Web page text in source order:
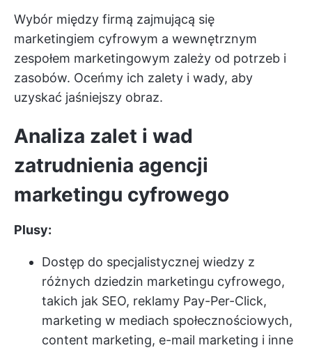
Wybór między firmą zajmującą się
marketingiem cyfrowym a wewnętrznym
zespołem marketingowym zależy od potrzeb i
zasobów. Oceńmy ich zalety i wady, aby
uzyskać jaśniejszy obraz.
Analiza zalet i wad
zatrudnienia agencji
marketingu cyfrowego
Plusy:
Dostęp do specjalistycznej wiedzy z
różnych dziedzin marketingu cyfrowego,
takich jak SEO, reklamy Pay-Per-Click,
marketing w mediach społecznościowych,
content marketing, e-mail marketing i inne